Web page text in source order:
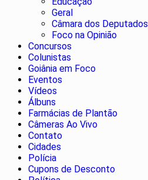
Geral
Câmara dos Deputados
Foco na Opinião
Concursos
Colunistas
Goiânia em Foco
Eventos
Vídeos
Álbuns
Farmácias de Plantão
Câmeras Ao Vivo
Contato
Cidades
Polícia
Cupons de Desconto